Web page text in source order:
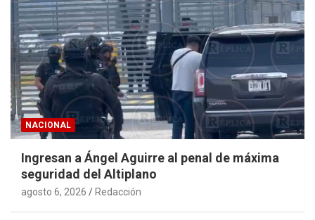
NACIONAL
Ingresan a Ángel Aguirre al penal de máxima
seguridad del Altiplano
agosto 6, 2026 Redacción